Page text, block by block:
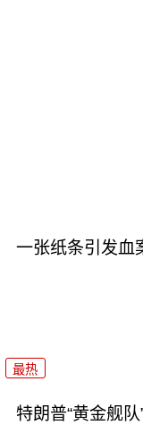
一张纸条引发血
最热
特朗普“黄金舰